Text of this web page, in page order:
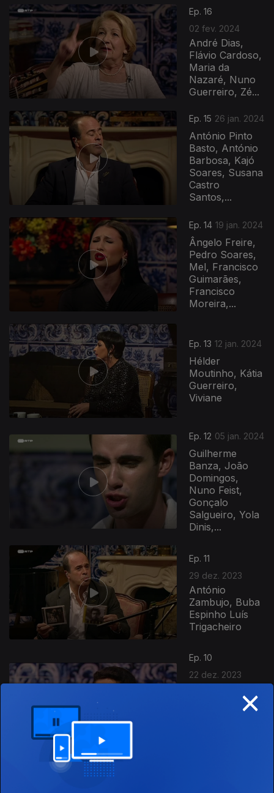
Ep. 16
02 fev. 2024
André Dias,
Flávio Cardoso,
Maria da
Nazaré, Nuno
Guerreiro, Zé...
Ep. 15 26 jan. 2024
António Pinto
Basto, António
Barbosa, Kajó
Soares, Susana
Castro
Santos,...
Ep. 14 19 jan. 2024
Ângelo Freire,
Pedro Soares,
Mel, Francisco
Guimarães,
Francisco
Moreira,...
Ep. 13 12 jan. 2024
Hélder
Moutinho, Kátia
Guerreiro,
Viviane
Ep. 12 05 jan. 2024
Guilherme
Banza, João
Domingos,
Nuno Feist,
Gonçalo
Salgueiro, Yola
Dinis,...
Ep. 11
29 dez. 2023
António
Zambujo, Buba
Espinho Luís
Trigacheiro
Ep. 10
22 dez. 2023
Hugo Serra,
Hugo Afonso,
×